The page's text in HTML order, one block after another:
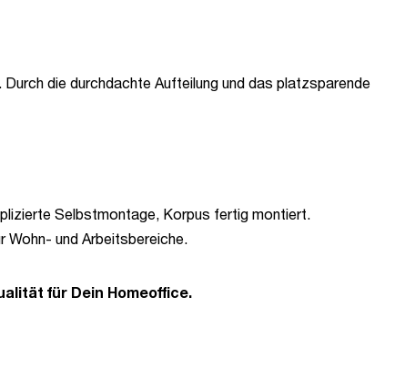
die durchdachte Aufteilung und das platzsparende
Selbstmontage, Korpus fertig montiert.
Wohn- und Arbeitsbereiche.
für Dein Homeoffice.